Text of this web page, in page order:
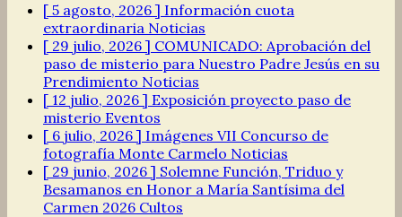
[ 5 agosto, 2026 ] Información cuota
extraordinaria Noticias
[ 29 julio, 2026 ] COMUNICADO: Aprobación del
paso de misterio para Nuestro Padre Jesús en su
Prendimiento Noticias
[ 12 julio, 2026 ] Exposición proyecto paso de
misterio Eventos
[ 6 julio, 2026 ] Imágenes VII Concurso de
fotografía Monte Carmelo Noticias
[ 29 junio, 2026 ] Solemne Función, Triduo y
Besamanos en Honor a María Santísima del
Carmen 2026 Cultos